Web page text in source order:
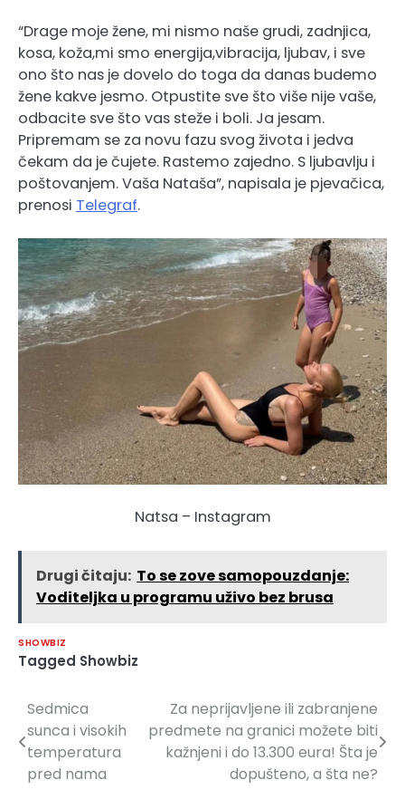
“Drage moje žene, mi nismo naše grudi, zadnjica,
kosa, koža,mi smo energija,vibracija, ljubav, i sve
ono što nas je dovelo do toga da danas budemo
žene kakve jesmo. Otpustite sve što više nije vaše,
odbacite sve što vas steže i boli. Ja jesam.
Pripremam se za novu fazu svog života i jedva
čekam da je čujete. Rastemo zajedno. S ljubavlju i
poštovanjem. Vaša Nataša”, napisala je pjevačica,
prenosi Telegraf.
Natsa – Instagram
Drugi čitaju: To se zove samopouzdanje:
Voditeljka u programu uživo bez brusa
SHOWBIZ
Tagged Showbiz
Navigacija
članaka
Sedmica
sunca i visokih
temperatura
pred nama
Za neprijavljene ili zabranjene
predmete na granici možete biti
kažnjeni i do 13.300 eura! Šta je
dopušteno, a šta ne?